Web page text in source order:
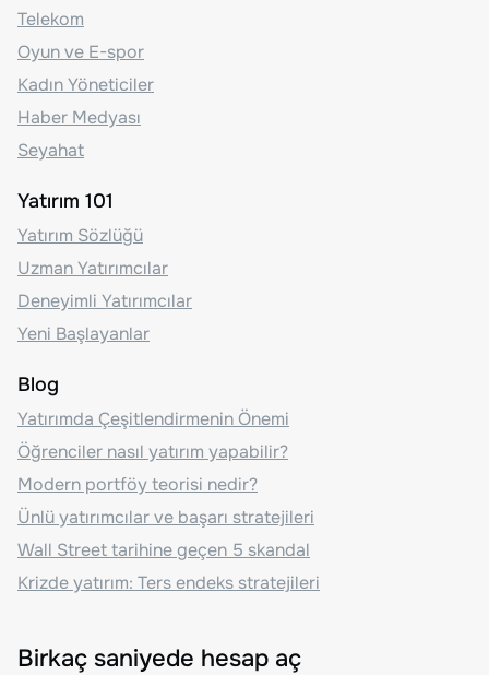
Telekom
Oyun ve E-spor
Kadın Yöneticiler
Haber Medyası
Seyahat
Yatırım 101
Yatırım Sözlüğü
Uzman Yatırımcılar
Deneyimli Yatırımcılar
Yeni Başlayanlar
Blog
Yatırımda Çeşitlendirmenin Önemi
Öğrenciler nasıl yatırım yapabilir?
Modern portföy teorisi nedir?
Ünlü yatırımcılar ve başarı stratejileri
Wall Street tarihine geçen 5 skandal
Krizde yatırım: Ters endeks stratejileri
Birkaç saniyede hesap aç